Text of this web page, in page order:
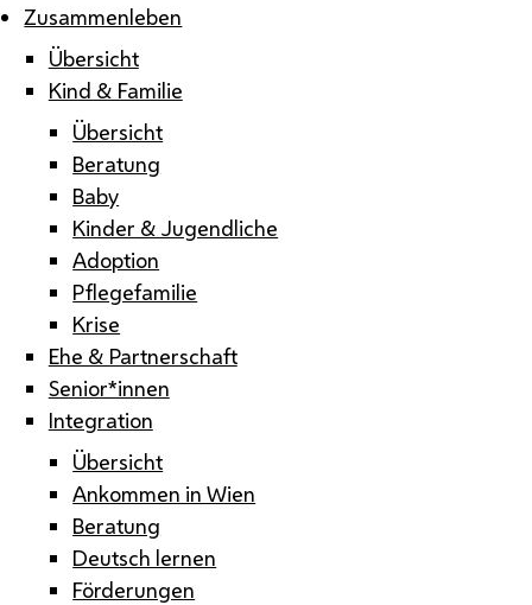
Zusammenleben
Übersicht
Kind & Familie
Übersicht
Beratung
Baby
Kinder & Jugendliche
Adoption
Pflegefamilie
Krise
Ehe & Partnerschaft
Senior*innen
Integration
Übersicht
Ankommen in Wien
Beratung
Deutsch lernen
Förderungen